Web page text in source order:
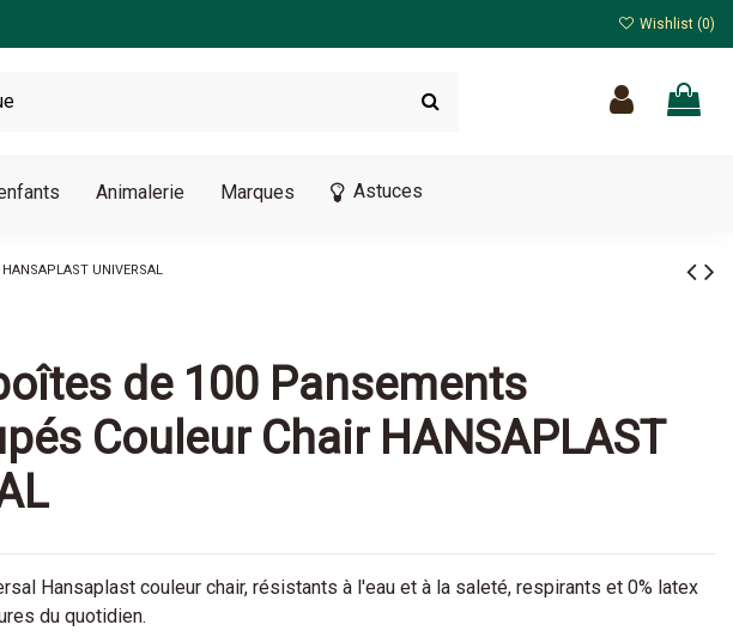
Wishlist (0)
Animalerie Marques Astuces
UNIVERSAL
de 100 Pansements
Couleur Chair HANSAPLAST
Hansaplast couleur chair, résistants à l'eau et à la saleté, respirants et 0% latex
du quotidien.